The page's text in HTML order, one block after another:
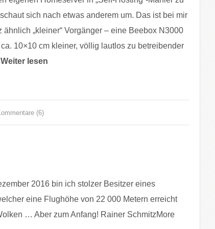
sich nach etwas anderem um. Das ist bei mir
ähnlich „kleiner“ Vorgänger – eine Beebox N3000
10×10 cm kleiner, völlig lautlos zu betreibender
Weiter lesen
(6)
2016 bin ich stolzer Besitzer eines
eine Flughöhe von 22 000 Metern erreicht
… Aber zum Anfang! Rainer SchmitzMore